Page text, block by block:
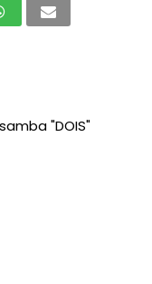
"DOIS"